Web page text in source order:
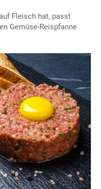
Fleisch hat, passt
Gemüse-Reispfanne